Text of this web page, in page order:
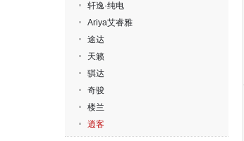
轩逸·纯电
Ariya艾睿雅
途达
天籁
骐达
奇骏
楼兰
逍客